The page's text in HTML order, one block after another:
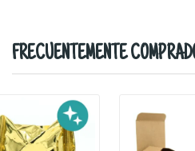
FRECUENTEMENTE